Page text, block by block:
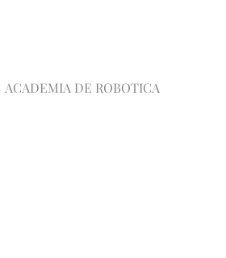
ACADEMIA DE ROBOTICA